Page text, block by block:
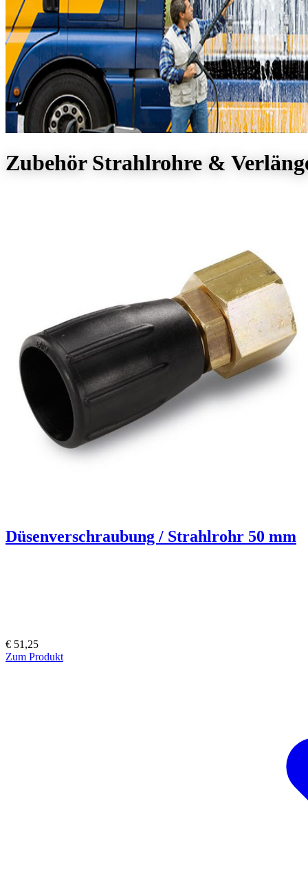
Zubehör Strahlrohre &
Düsenverschraubung / Strahlrohr 50 mm
€ 51,25
Zum Produkt